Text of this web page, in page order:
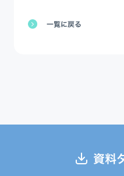
一覧に戻る
資料